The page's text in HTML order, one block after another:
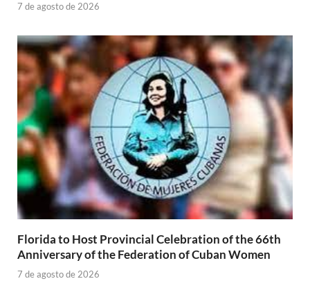
7 de agosto de 2026
Florida to Host Provincial Celebration of the 66th
Anniversary of the Federation of Cuban Women
7 de agosto de 2026